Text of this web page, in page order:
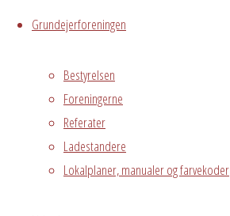
Grundejerforeningen
Bestyrelsen
Foreningerne
Referater
Ladestandere
Lokalplaner, manualer og farvekoder
Østre